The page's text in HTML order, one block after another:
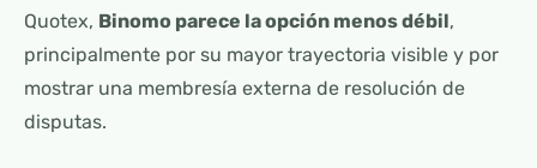
Quotex, Binomo parece la opción menos débil,
principalmente por su mayor trayectoria visible y por
mostrar una membresía externa de resolución de
disputas.